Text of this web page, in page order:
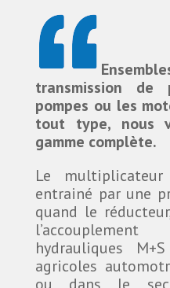
transmission de
pompes ou les
tout type, nous
gamme complète.
Le
entrainé par une
quand le
hydrauliques
agricoles
ou dans le